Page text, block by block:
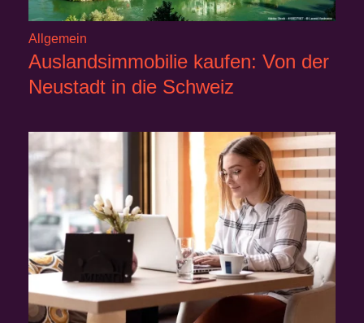
Allgemein
Auslandsimmobilie kaufen: Von der
Neustadt in die Schweiz